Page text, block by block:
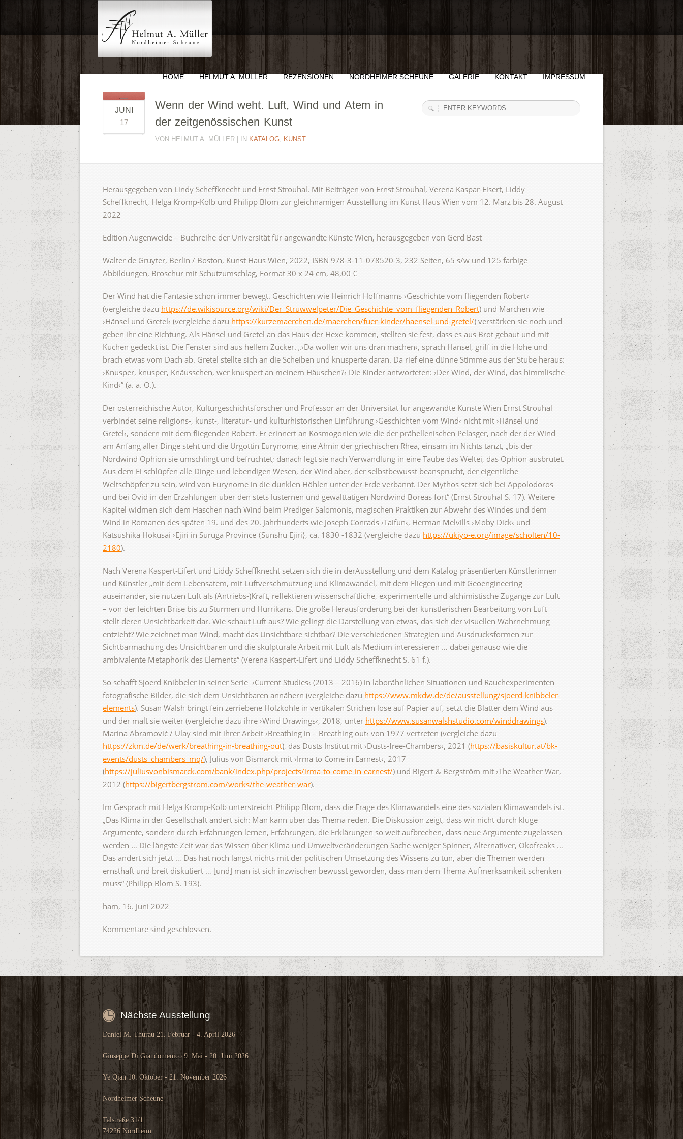
HOME HELMUT A. MÜLLER REZENSIONEN NORDHEIMER SCHEUNE GALERIE KONTAKT IMPRESSUM
JUNI
17
Wenn der Wind weht. Luft, Wind und Atem in
der zeitgenössischen Kunst
VON HELMUT A. MÜLLER | IN KATALOG, KUNST
Herausgegeben von Lindy Scheffknecht und Ernst Strouhal. Mit Beiträgen von Ernst Strouhal, Verena Kaspar-Eisert, Liddy
Scheffknecht, Helga Kromp-Kolb und Philipp Blom zur gleichnamigen Ausstellung im Kunst Haus Wien vom 12. März bis 28. August
2022
Edition Augenweide – Buchreihe der Universität für angewandte Künste Wien, herausgegeben von Gerd Bast
Walter de Gruyter, Berlin / Boston, Kunst Haus Wien, 2022, ISBN 978-3-11-078520-3, 232 Seiten, 65 s/w und 125 farbige
Abbildungen, Broschur mit Schutzumschlag, Format 30 x 24 cm, 48,00 €
Der Wind hat die Fantasie schon immer bewegt. Geschichten wie Heinrich Hoffmanns ›Geschichte vom fliegenden Robert‹
(vergleiche dazu https://de.wikisource.org/wiki/Der_Struwwelpeter/Die_Geschichte_vom_fliegenden_Robert) und Märchen wie
›Hänsel und Gretel‹ (vergleiche dazu https://kurzemaerchen.de/maerchen/fuer-kinder/haensel-und-gretel/) verstärken sie noch und
geben ihr eine Richtung. Als Hänsel und Gretel an das Haus der Hexe kommen, stellten sie fest, dass es aus Brot gebaut und mit
Kuchen gedeckt ist. Die Fenster sind aus hellem Zucker. „›Da wollen wir uns dran machen‹, sprach Hänsel, griff in die Höhe und
brach etwas vom Dach ab. Gretel stellte sich an die Scheiben und knusperte daran. Da rief eine dünne Stimme aus der Stube heraus:
›Knusper, knusper, Knäusschen, wer knuspert an meinem Häuschen?‹ Die Kinder antworteten: ›Der Wind, der Wind, das himmlische
Kind‹” (a. a. O.).
Der österreichische Autor, Kulturgeschichtsforscher und Professor an der Universität für angewandte Künste Wien Ernst Strouhal
verbindet seine religions-, kunst-, literatur- und kulturhistorischen Einführung ›Geschichten vom Wind‹ nicht mit ›Hänsel und
Gretel‹, sondern mit dem fliegenden Robert. Er erinnert an Kosmogonien wie die der prähellenischen Pelasger, nach der der Wind
am Anfang aller Dinge steht und die Urgöttin Eurynome, eine Ahnin der griechischen Rhea, einsam im Nichts tanzt, „bis der
Nordwind Ophion sie umschlingt und befruchtet; danach legt sie nach Verwandlung in eine Taube das Weltei, das Ophion ausbrütet.
Aus dem Ei schlüpfen alle Dinge und lebendigen Wesen, der Wind aber, der selbstbewusst beansprucht, der eigentliche
Weltschöpfer zu sein, wird von Eurynome in die dunklen Höhlen unter der Erde verbannt. Der Mythos setzt sich bei Appolodoros
und bei Ovid in den Erzählungen über den stets lüsternen und gewalttätigen Nordwind Boreas fort“ (Ernst Strouhal S. 17). Weitere
Kapitel widmen sich dem Haschen nach Wind beim Prediger Salomonis, magischen Praktiken zur Abwehr des Windes und dem
Wind in Romanen des späten 19. und des 20. Jahrhunderts wie Joseph Conrads ›Taifun‹, Herman Melvills ›Moby Dick‹ und
Katsushika Hokusai ›Ejiri in Suruga Province ⟨Sunshu Ejiri⟩, ca. 1830 -1832 (vergleiche dazu https://ukiyo-e.org/image/scholten/10-
2180).
Nach Verena Kaspert-Eifert und Liddy Scheffknecht setzen sich die in derAusstellung und dem Katalog präsentierten Künstlerinnen
und Künstler „mit dem Lebensatem, mit Luftverschmutzung und Klimawandel, mit dem Fliegen und mit Geoengineering
auseinander, sie nützen Luft als (Antriebs-)Kraft, reflektieren wissenschaftliche, experimentelle und alchimistische Zugänge zur Luft
– von der leichten Brise bis zu Stürmen und Hurrikans. Die große Herausforderung bei der künstlerischen Bearbeitung von Luft
stellt deren Unsichtbarkeit dar. Wie schaut Luft aus? Wie gelingt die Darstellung von etwas, das sich der visuellen Wahrnehmung
entzieht? Wie zeichnet man Wind, macht das Unsichtbare sichtbar? Die verschiedenen Strategien und Ausdrucksformen zur
Sichtbarmachung des Unsichtbaren und die skulpturale Arbeit mit Luft als Medium interessieren … dabei genauso wie die
ambivalente Metaphorik des Elements“ (Verena Kaspert-Eifert und Liddy Scheffknecht S. 61 f.).
So schafft Sjoerd Knibbeler in seiner Serie ›Current Studies‹ (2013 – 2016) in laborähnlichen Situationen und Rauchexperimenten
fotografische Bilder, die sich dem Unsichtbaren annähern (vergleiche dazu https://www.mkdw.de/de/ausstellung/sjoerd-knibbeler-
elements). Susan Walsh bringt fein zerriebene Holzkohle in vertikalen Strichen lose auf Papier auf, setzt die Blätter dem Wind aus
und der malt sie weiter (vergleiche dazu ihre ›Wind Drawings‹, 2018, unter https://www.susanwalshstudio.com/winddrawings).
Marina Abramović / Ulay sind mit ihrer Arbeit ›Breathing in – Breathing out‹ von 1977 vertreten (vergleiche dazu
https://zkm.de/de/werk/breathing-in-breathing-out), das Dusts Institut mit ›Dusts-free-Chambers‹, 2021 (https://basiskultur.at/bk-
events/dusts_chambers_mq/), Julius von Bismarck mit ›Irma to Come in Earnest‹, 2017
(https://juliusvonbismarck.com/bank/index.php/projects/irma-to-come-in-earnest/) und Bigert & Bergström mit ›The Weather War,
2012 (https://bigertbergstrom.com/works/the-weather-war).
Im Gespräch mit Helga Kromp-Kolb unterstreicht Philipp Blom, dass die Frage des Klimawandels eine des sozialen Klimawandels ist.
„Das Klima in der Gesellschaft ändert sich: Man kann über das Thema reden. Die Diskussion zeigt, dass wir nicht durch kluge
Argumente, sondern durch Erfahrungen lernen, Erfahrungen, die Erklärungen so weit aufbrechen, dass neue Argumente zugelassen
werden … Die längste Zeit war das Wissen über Klima und Umweltveränderungen Sache weniger Spinner, Alternativer, Ökofreaks …
Das ändert sich jetzt … Das hat noch längst nichts mit der politischen Umsetzung des Wissens zu tun, aber die Themen werden
ernsthaft und breit diskutiert … [und] man ist sich inzwischen bewusst geworden, dass man dem Thema Aufmerksamkeit schenken
muss“ (Philipp Blom S. 193).
ham, 16. Juni 2022
Kommentare sind geschlossen.
Nächste Ausstellung
Daniel M. Thurau 21. Februar - 4. April 2026
Giuseppe Di Giandomenico 9. Mai - 20. Juni 2026
Ye Qian 10. Oktober - 21. November 2026
Nordheimer Scheune
Talstraße 31/1
74226 Nordheim